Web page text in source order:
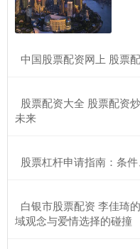
中国股票配资网上 股票
股票配资大全 股票配资
未来
股票杠杆申请指南：条
白银市股票配资 李佳琦
域观念与爱情选择的碰撞